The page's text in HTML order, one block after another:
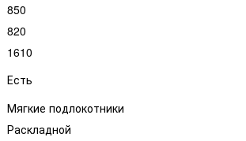
850
820
1610
Есть
Мягкие подлокотники
Раскладной